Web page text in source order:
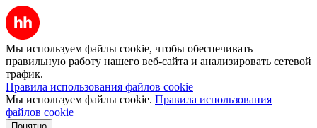
Мы используем файлы cookie, чтобы обеспечивать
правильную работу нашего веб-сайта и анализировать сетевой
трафик.
Правила использования файлов cookie
Мы используем файлы cookie. Правила использования
файлов cookie